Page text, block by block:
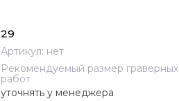
29
Артикул: нет
Рекомендуемый размер граверных
работ
уточнять у менеджера